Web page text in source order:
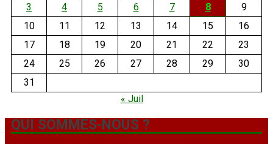
3
4 5 6 7 8
9
10
11 12 13 14 15
16
17
18 19 20 21 22
23
24
25 26 27 28 29
30
31
« Juil
QUI SOMMES-NOUS ?